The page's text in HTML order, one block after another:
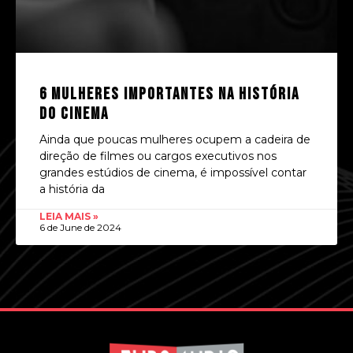
6 mulheres importantes na história
do cinema
Ainda que poucas mulheres ocupem a cadeira de
direção de filmes ou cargos executivos nos
grandes estúdios de cinema, é impossível contar
a história da
LEIA MAIS »
6 de June de 2024